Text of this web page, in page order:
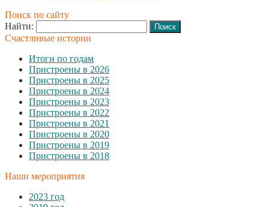
Поиск по сайту
Найти:
Счастливые истории
Итоги по годам
Пристроены в 2026
Пристроены в 2025
Пристроены в 2024
Пристроены в 2023
Пристроены в 2022
Пристроены в 2021
Пристроены в 2020
Пристроены в 2019
Пристроены в 2018
Наши мероприятия
2023 год